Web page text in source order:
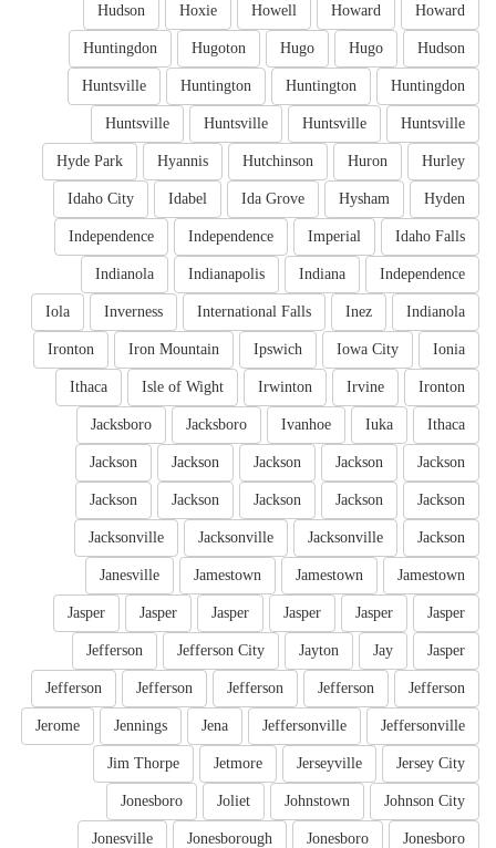
Howard
Howard
Howell
Hoxie
Hudson
Hudson
Hugo
Hugo
Hugoton
Huntingdon
Huntingdon
Huntington
Huntington
Huntsville
Huntsville
Huntsville
Huntsville
Huntsville
Hurley
Huron
Hutchinson
Hyannis
Hyde Park
Hyden
Hysham
Ida Grove
Idabel
Idaho City
Idaho Falls
Imperial
Independence
Independence
Independence
Indiana
Indianapolis
Indianola
Indianola
Inez
International Falls
Inverness
Iola
Ionia
Iowa City
Ipswich
Iron Mountain
Ironton
Ironton
Irvine
Irwinton
Isle of Wight
Ithaca
Ithaca
Iuka
Ivanhoe
Jacksboro
Jacksboro
Jackson
Jackson
Jackson
Jackson
Jackson
Jackson
Jackson
Jackson
Jackson
Jackson
Jackson
Jacksonville
Jacksonville
Jacksonville
Jamestown
Jamestown
Jamestown
Janesville
Jasper
Jasper
Jasper
Jasper
Jasper
Jasper
Jasper
Jay
Jayton
Jefferson City
Jefferson
Jefferson
Jefferson
Jefferson
Jefferson
Jefferson
Jeffersonville
Jeffersonville
Jena
Jennings
Jerome
Jersey City
Jerseyville
Jetmore
Jim Thorpe
Johnson City
Johnstown
Joliet
Jonesboro
Jonesboro
Jonesboro
Jonesborough
Jonesville